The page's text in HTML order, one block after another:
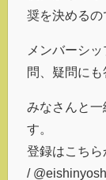
奨を決めるの
メンバーシ
問、疑問にも
みなさんと
す。
登録はこちら
/